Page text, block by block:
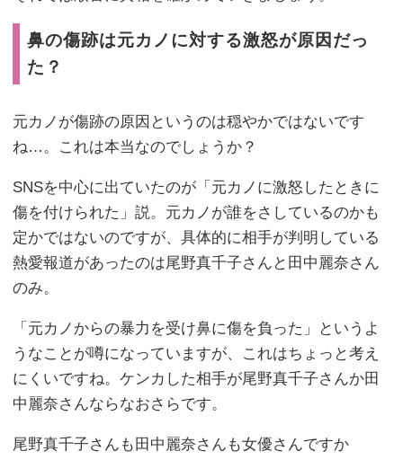
鼻の傷跡は元カノに対する激怒が原因だっ
た？
元カノが傷跡の原因というのは穏やかではないです
ね…。これは本当なのでしょうか？
SNSを中心に出ていたのが「元カノに激怒したときに
傷を付けられた」説。元カノが誰をさしているのかも
定かではないのですが、具体的に相手が判明している
熱愛報道があったのは尾野真千子さんと田中麗奈さん
のみ。
「元カノからの暴力を受け鼻に傷を負った」というよ
うなことが噂になっていますが、これはちょっと考え
にくいですね。ケンカした相手が尾野真千子さんか田
中麗奈さんならなおさらです。
尾野真千子さんも田中麗奈さんも女優さんですか